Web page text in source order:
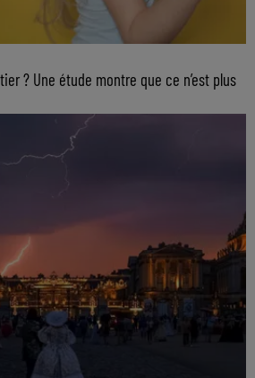
? Une étude montre que ce n’est plus